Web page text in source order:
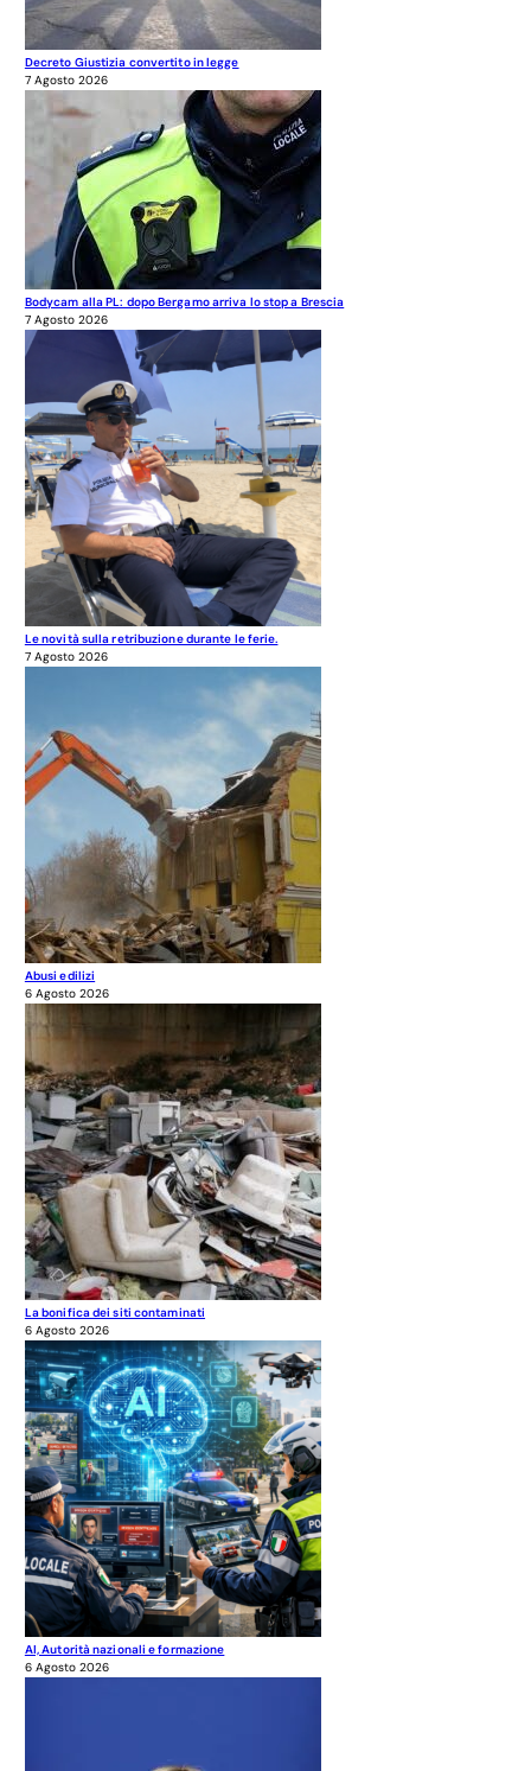
Decreto Giustizia convertito in legge
7 Agosto 2026
Bodycam alla PL: dopo Bergamo arriva lo stop a Brescia
7 Agosto 2026
Le novità sulla retribuzione durante le ferie.
7 Agosto 2026
Abusi edilizi
6 Agosto 2026
La bonifica dei siti contaminati
6 Agosto 2026
AI, Autorità nazionali e formazione
6 Agosto 2026